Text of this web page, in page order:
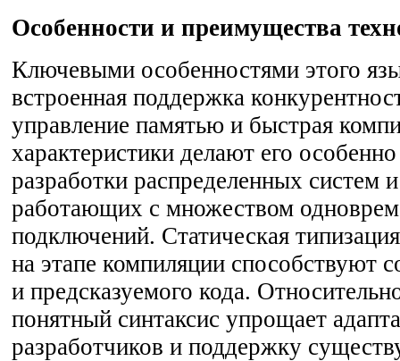
Особенности и преимущества
Ключевыми особенностями этого
встроенная поддержка
управление памятью и быстрая
характеристики делают его
разработки распределенных систем
работающих с множеством
подключений. Статическая
на этапе компиляции способствуют
и предсказуемого кода.
понятный синтаксис упрощает
разработчиков и поддержку